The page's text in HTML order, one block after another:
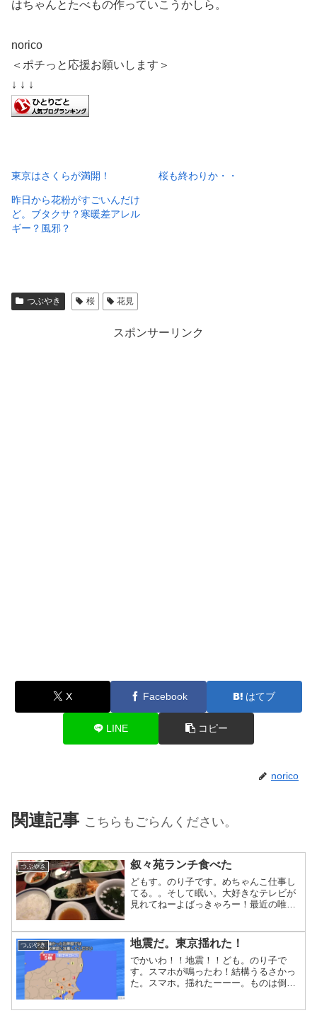
はちゃんとたべもの作っていこうかしら。
norico
＜ポチっと応援お願いします＞
↓ ↓ ↓
東京はさくらが満開！ 桜も終わりか・・
昨日から花粉がすごいんだけ
ど。ブタクサ？寒暖差アレル
ギー？風邪？
つぶやき 桜 花見
スポンサーリンク
X Facebook はてブ
LINE コピー
norico
関連記事 こちらもごらんください。
つぶやき 叙々苑ランチ食べた
どもす。のり子です。めちゃんこ仕事し
てる。。そして眠い。大好きなテレビが
見れてねーよばっきゃろー！最近の唯一
す。たまにはいいよねー。norico
つぶやき 地震だ。東京揺れた！
でかいわ！！地震！！ども。のり子で
す。スマホが鳴ったわ！結構うるさかっ
た。スマホ。揺れたーーー。ものは倒れ